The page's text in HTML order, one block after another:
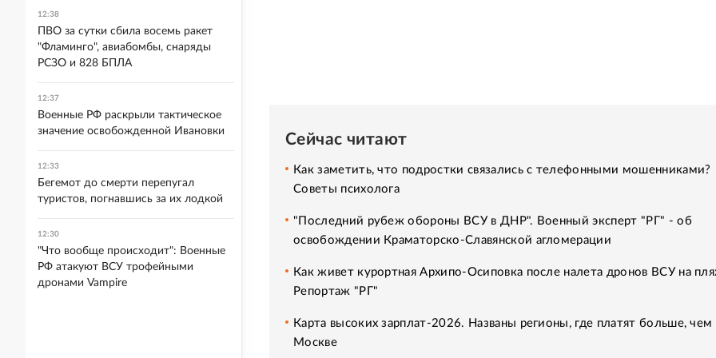
Сейчас читают
Как заметить, что подростки связались с телефонными мошенниками?
Советы психолога
"Последний рубеж обороны ВСУ в ДНР". Военный эксперт "РГ" - об
освобождении Краматорско-Славянской агломерации
Как живет курортная Архипо-Осиповка после налета дронов ВСУ на
Репортаж "РГ"
Карта высоких зарплат-2026. Названы регионы, где платят больше, чем
Москве
12:38
ПВО за сутки сбила восемь ракет
"Фламинго", авиабомбы, снаряды
РСЗО и 828 БПЛА
12:37
Военные РФ раскрыли тактическое
значение освобожденной Ивановки
12:33
Бегемот до смерти перепугал
туристов, погнавшись за их лодкой
12:30
"Что вообще происходит": Военные
РФ атакуют ВСУ трофейными
дронами Vampire